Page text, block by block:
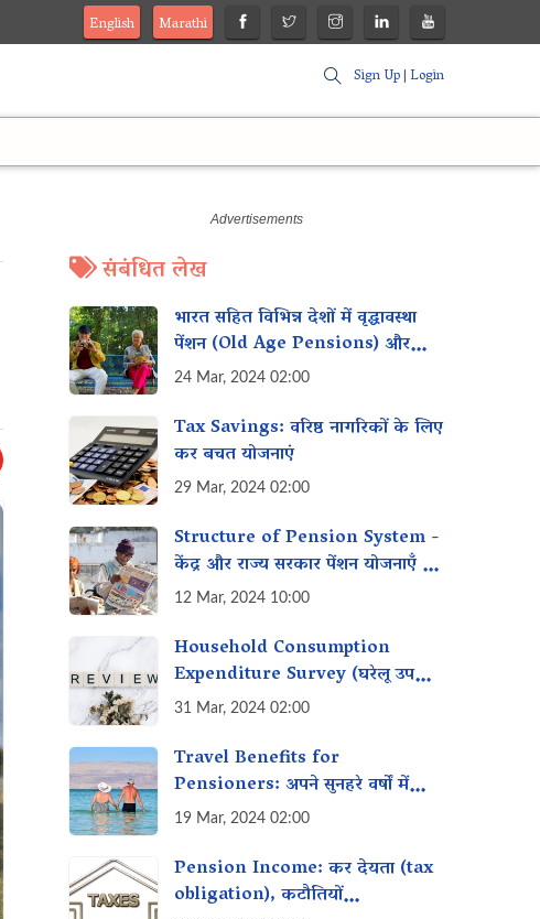
English
Marathi
Sign Up|Login
संबंधित लेख
भारत सहित विभिन्न देशों में वृद्धावस्था
पेंशन (Old Age Pensions) और
सामाजिक सुरक्षा (Social Security)
24 Mar, 2024 02:00
Tax Savings: वरिष्ठ नागरिकों के लिए
कर बचत योजनाएं
29 Mar, 2024 02:00
Structure of Pension System -
केंद्र और राज्य सरकार पेंशन योजनाएँ की
तुलना
12 Mar, 2024 10:00
Household Consumption
Expenditure Survey (घरेलू उपभोग
व्यय सर्वेक्षण) क्या है?
31 Mar, 2024 02:00
Travel Benefits for
Pensioners: अपने सुनहरे वर्षों में
सुनहरी यादें बनाएं
19 Mar, 2024 02:00
Pension Income: कर देयता (tax
obligation), कटौतियों